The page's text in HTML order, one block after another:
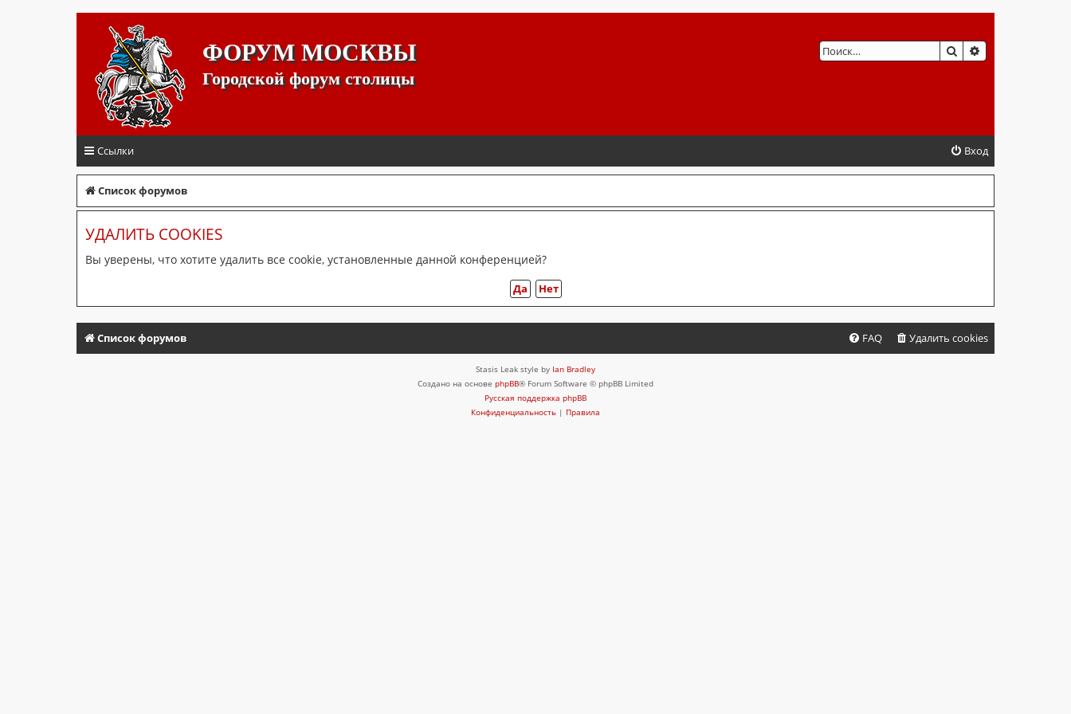
ФОРУМ МОСКВЫ
Городской форум столицы
ПОИСК
Ссылки Вход
Список форумов
УДАЛИТЬ COOKIES
Вы уверены, что хотите удалить все cookie, установленные данной конференцией?
Список форумов Удалить cookies
FAQ
Stasis Leak style by Ian Bradley
Создано на основе phpBB® Forum Software © phpBB Limited
Русская поддержка phpBB
Конфиденциальность | Правила